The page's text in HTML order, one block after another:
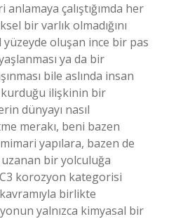
çalıştığımda her
bir varlık olmadığını
oluşan ince bir pas
ya da bir
bile aslında insan
kurduğu ilişkinin bir
dünyayı nasıl
merakı, beni bazen
yapılara, bazen de
uzanan bir yolculuğa
korozyon kategorisi
birlikte
yalnızca kimyasal bir